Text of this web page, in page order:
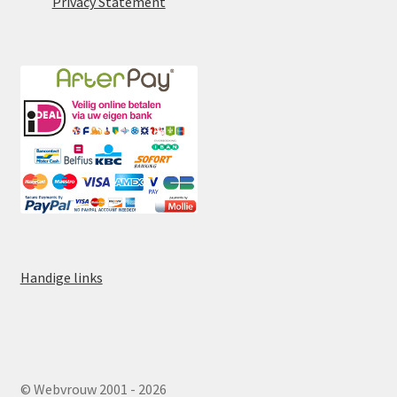
Handige links
© Webvrouw 2001 - 2026